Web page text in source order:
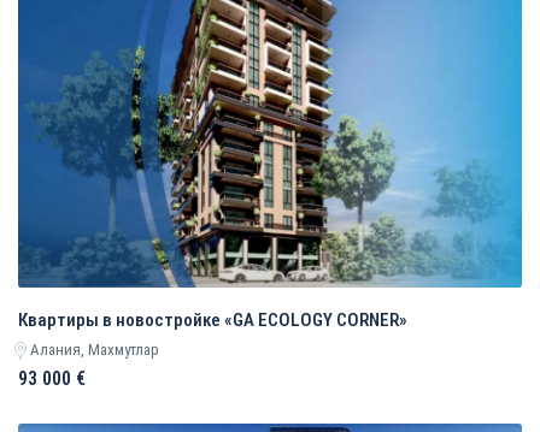
Квартиры в новостройке «GA ECOLOGY CORNER»
Алания, Махмутлар
93 000 €